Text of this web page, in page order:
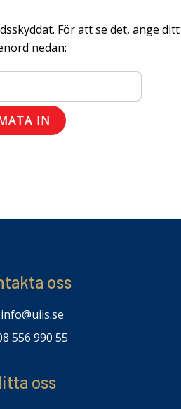
För att se det, ange ditt
nedan:
oss
info@uiis.se
556 990 55
oss